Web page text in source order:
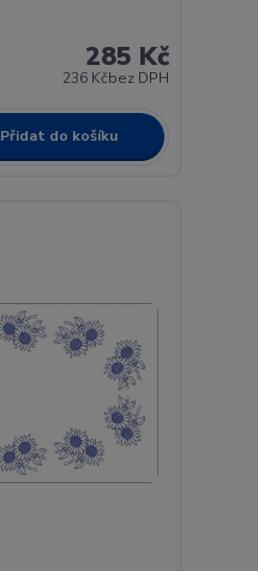
285 Kč
236 Kčbez DPH
Přidat do košíku